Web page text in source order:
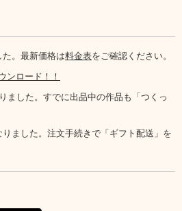
。最新価格は料金表をご確認ください。
ンロード！！
ました。すでに出品中の作品も「つくっ
ました。注文手続きで「ギフト配送」を